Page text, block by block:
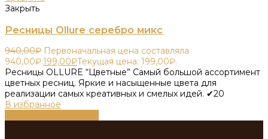
Закрыть
Ресницы Ollure серебро микс
940,00₽ Первоначальная цена составляла
940,00₽.199,00₽Текущая цена: 199,00₽.
Ресницы OLLURE “Цветные” Самый большой ассортимент
цветных ресниц. Яркие и насыщенные цвета для
реализации самых креативных и смелых идей. ✔20
В избранное